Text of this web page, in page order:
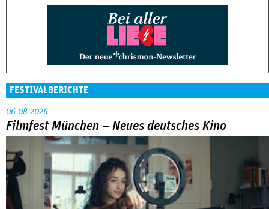
FESTIVALBERICHTE
06.08.2026
Filmfest München – Neues deutsches Kino